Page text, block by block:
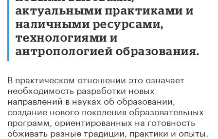
актуальными практиками и
наличными ресурсами,
технологиями и
антропологией образования.
В практическом отношении это означает
необходимость разработки новых
направлений в науках об образовании,
создание нового поколения образовательных
программ, ориентированных на готовность
обживать разные традиции, практики и опыты.